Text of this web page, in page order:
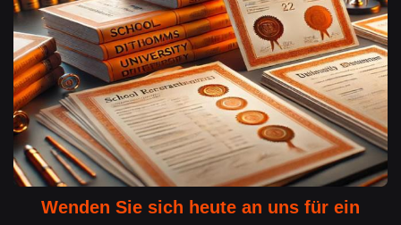
Wenden Sie sich heute an uns für ein